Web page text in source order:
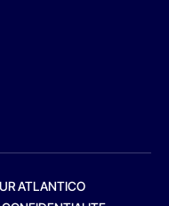
ATLANTICO